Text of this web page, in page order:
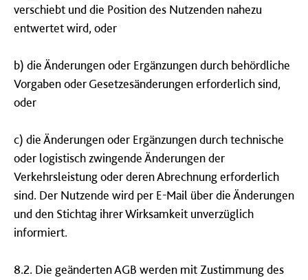
verschiebt und die Position des Nutzenden nahezu
entwertet wird, oder
b) die Änderungen oder Ergänzungen durch behördliche
Vorgaben oder Gesetzesänderungen erforderlich sind,
oder
c) die Änderungen oder Ergänzungen durch technische
oder logistisch zwingende Änderungen der
Verkehrsleistung oder deren Abrechnung erforderlich
sind. Der Nutzende wird per E-Mail über die Änderungen
und den Stichtag ihrer Wirksamkeit unverzüglich
informiert.
8.2. Die geänderten AGB werden mit Zustimmung des